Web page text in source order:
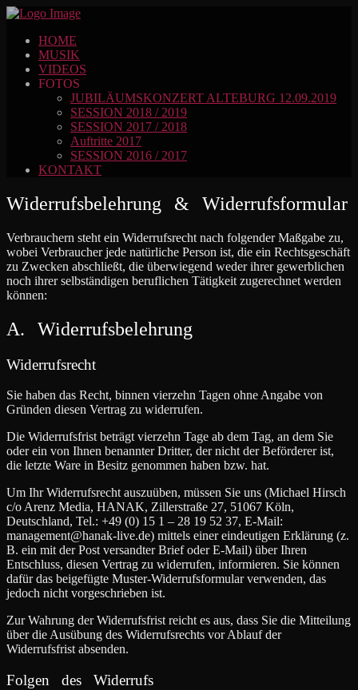
HOME
MUSIK
VIDEOS
FOTOS
JUBILÄUMSKONZERT ALTEBURG 12.09.2019
SESSION 2018 / 2019
SESSION 2017 / 2018
Auftritte 2017
SESSION 2016 / 2017
KONTAKT
Widerrufsbelehrung & Widerrufsformular
Verbrauchern steht ein Widerrufsrecht nach folgender Maßgabe zu,
wobei Verbraucher jede natürliche Person ist, die ein Rechtsgeschäft
zu Zwecken abschließt, die überwiegend weder ihrer gewerblichen
noch ihrer selbständigen beruflichen Tätigkeit zugerechnet werden
können:
A. Widerrufsbelehrung
Widerrufsrecht
Sie haben das Recht, binnen vierzehn Tagen ohne Angabe von
Gründen diesen Vertrag zu widerrufen.
Die Widerrufsfrist beträgt vierzehn Tage ab dem Tag, an dem Sie
oder ein von Ihnen benannter Dritter, der nicht der Beförderer ist,
die letzte Ware in Besitz genommen haben bzw. hat.
Um Ihr Widerrufsrecht auszuüben, müssen Sie uns (Michael Hirsch
c/o Arenz Media, HANAK, Zillerstraße 27, 51067 Köln,
Deutschland, Tel.: +49 (0) 15 1 – 28 19 52 37, E-Mail:
management@hanak-live.de) mittels einer eindeutigen Erklärung (z.
B. ein mit der Post versandter Brief oder E-Mail) über Ihren
Entschluss, diesen Vertrag zu widerrufen, informieren. Sie können
dafür das beigefügte Muster-Widerrufsformular verwenden, das
jedoch nicht vorgeschrieben ist.
Zur Wahrung der Widerrufsfrist reicht es aus, dass Sie die Mitteilung
über die Ausübung des Widerrufsrechts vor Ablauf der
Widerrufsfrist absenden.
Folgen des Widerrufs